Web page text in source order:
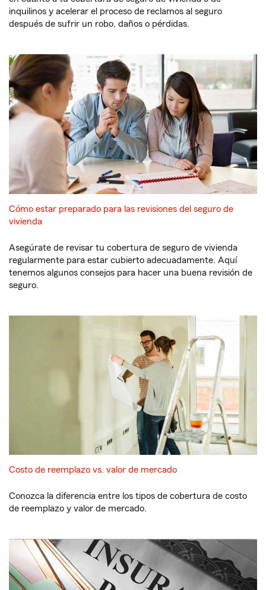
inquilinos y acelerar el proceso de reclamos al seguro
después de sufrir un robo, daños o pérdidas.
Cómo estar preparado para las revisiones del seguro de
vivienda
Asegúrate de revisar tu cobertura de seguro de vivienda
regularmente para estar cubierto adecuadamente. Aquí
tenemos algunos consejos para hacer una buena revisión de
seguro.
Costo de reemplazo vs. valor de mercado
Conozca la diferencia entre los tipos de cobertura de costo
de reemplazo y valor de mercado.